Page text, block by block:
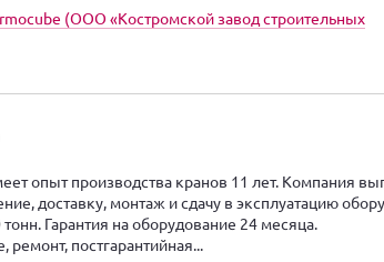
(ООО «Костромской завод строительных
опыт производства кранов 11 лет. Компания
доставку, монтаж и сдачу в эксплуатацию
Гарантия на оборудование 24 месяца.
постгарантийная...